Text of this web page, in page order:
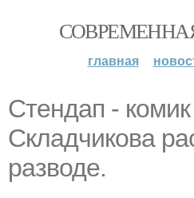
главная
Стендап -
Складчикова
разводе.